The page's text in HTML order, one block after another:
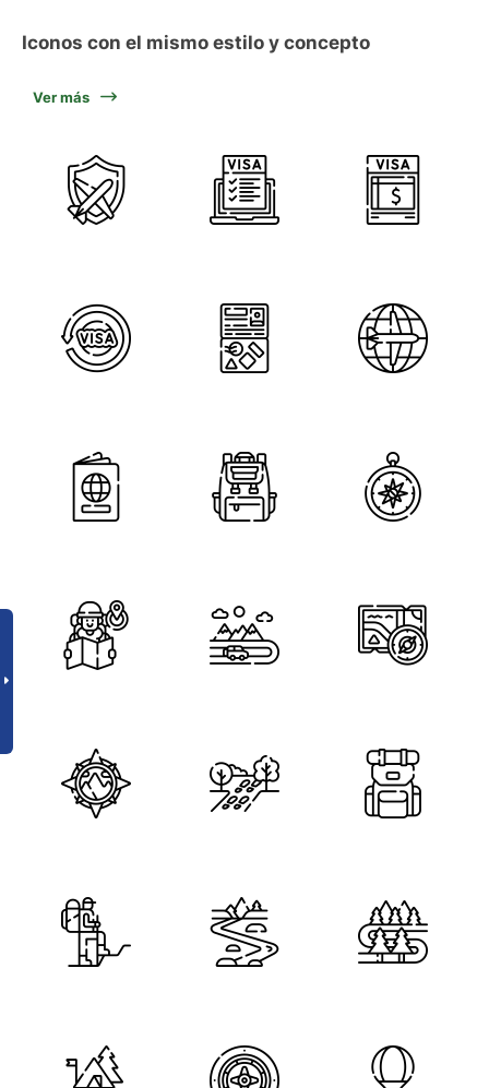
Iconos con el mismo estilo y concepto
Ver más